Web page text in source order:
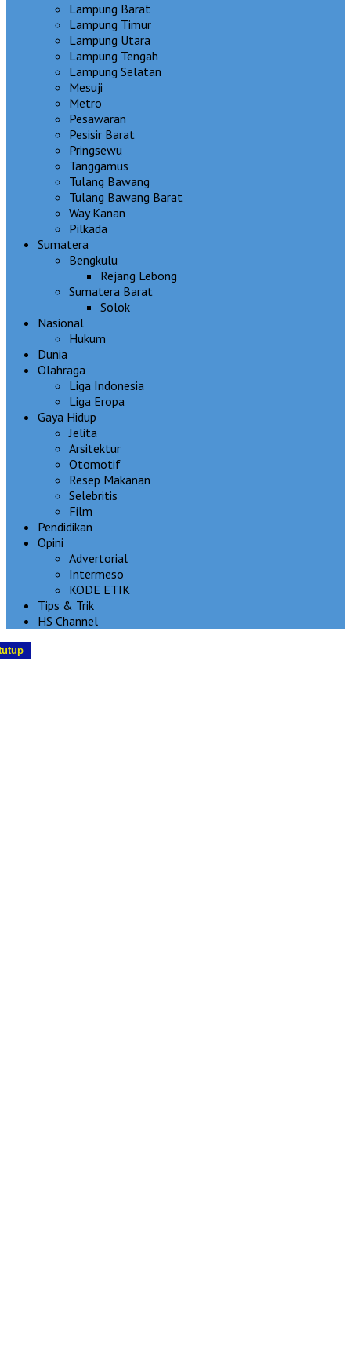
Lampung Barat
Lampung Timur
Lampung Utara
Lampung Tengah
Lampung Selatan
Mesuji
Metro
Pesawaran
Pesisir Barat
Pringsewu
Tanggamus
Tulang Bawang
Tulang Bawang Barat
Way Kanan
Pilkada
Sumatera
Bengkulu
Rejang Lebong
Sumatera Barat
Solok
Nasional
Hukum
Dunia
Olahraga
Liga Indonesia
Liga Eropa
Gaya Hidup
Jelita
Arsitektur
Otomotif
Resep Makanan
Selebritis
Film
Pendidikan
Opini
Advertorial
Intermeso
KODE ETIK
Tips & Trik
HS Channel